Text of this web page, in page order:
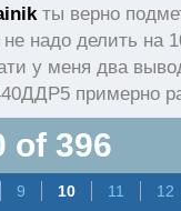
ты верно
не надо делить на
у меня два
примерно
of 396
9 10 11 12